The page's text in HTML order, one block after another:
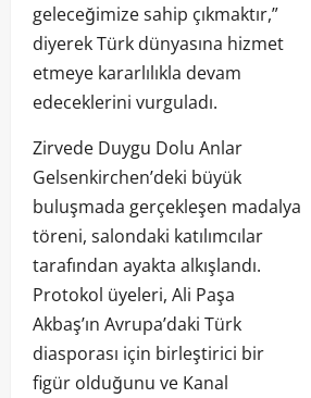
geleceğimize sahip çıkmaktır,”
diyerek Türk dünyasına hizmet
etmeye kararlılıkla devam
edeceklerini vurguladı.
Zirvede Duygu Dolu Anlar
Gelsenkirchen’deki büyük
buluşmada gerçekleşen madalya
töreni, salondaki katılımcılar
tarafından ayakta alkışlandı.
Protokol üyeleri, Ali Paşa
Akbaş’ın Avrupa’daki Türk
diasporası için birleştirici bir
figür olduğunu ve Kanal